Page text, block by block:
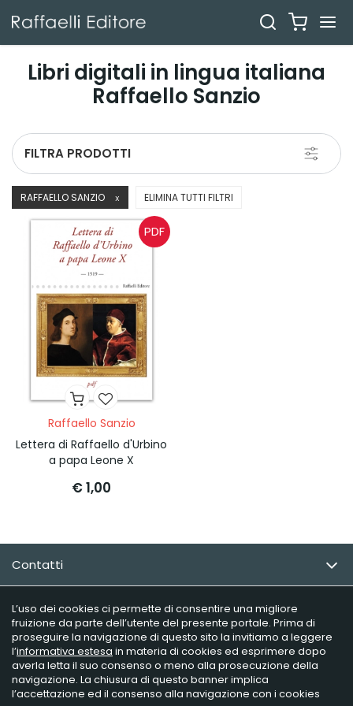
Libri digitali in lingua italiana
Raffaello Sanzio
Toggle
FILTRA PRODOTTI
RAFFAELLO SANZIO X ELIMINA TUTTI FILTRI
PDF
Raffaello Sanzio
Lettera di Raffaello d'Urbino
a papa Leone X
€ 1,00
Contatti
Email Newsletter
Info utili
Raffaelli Editore - P.iva 02181230406
L’uso dei cookies ci permette di consentire una migliore
fruizione da parte dell’utente del presente portale. Prima di
proseguire la navigazione di questo sito la invitiamo a leggere
l’informativa estesa in materia di cookies ed esprimere dopo
averla letta il suo consenso o meno alla prosecuzione della
navigazione. La chiusura di questo banner implica
l’accettazione ed il consenso alla navigazione con i cookies